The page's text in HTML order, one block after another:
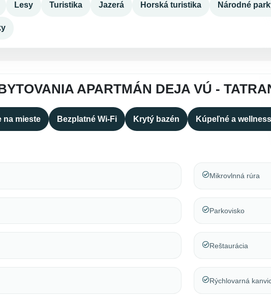
Lesy Turistika Jazerá Horská turistika Národné
APARTMÁN DEJA VÚ -
na mieste Bezplatné Wi-Fi Krytý bazén Kúpeľné a
Mikrovlnná rúra
Parkovisko
Reštaurácia
Rýchlovarná